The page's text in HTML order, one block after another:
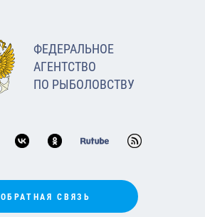
ФЕДЕРАЛЬНОЕ
АГЕНТСТВО
ПО РЫБОЛОВСТВУ
ОБРАТНАЯ СВЯЗЬ